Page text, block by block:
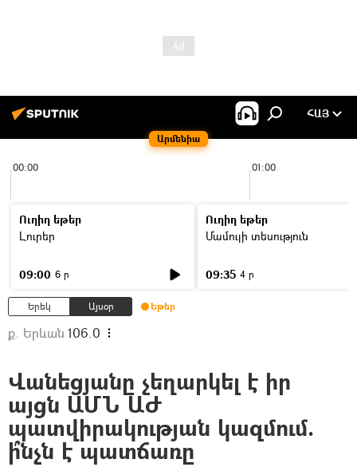
Արմենիա
ՀԱՅ
00:00 01:00
Ուղիղ եթեր
Լուրեր
09:00 6 ր
Ուղիղ եթեր
Մամուլի տեսություն
09:35 4 ր
Երեկ Այսօր Եթեր
ք. Երևան 106.0
Վանեցյանը չեղարկել է իր
այցն ԱՄՆ ԱԺ
պատվիրակության կազմում.
ի՞նչն է պատճառը